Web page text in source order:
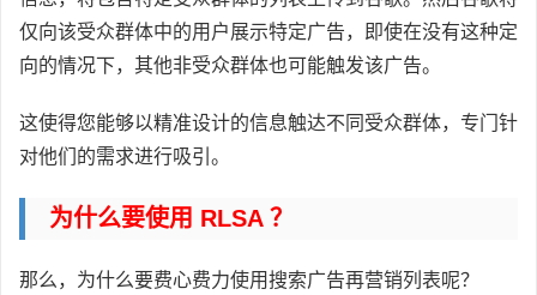
仅向该受众群体中的用户展示特定广告，即使在没有这种定
向的情况下，其他非受众群体也可能触发该广告。
这使得您能够以精准设计的信息触达不同受众群体，专门针
对他们的需求进行吸引。
为什么要使用 RLSA ？
那么，为什么要费心费力使用搜索广告再营销列表呢？